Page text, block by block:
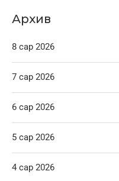
Архив
8 сар 2026
7 сар 2026
6 сар 2026
5 сар 2026
4 сар 2026